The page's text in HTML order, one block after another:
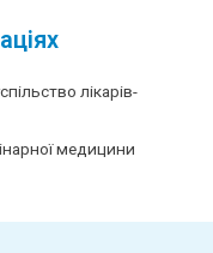
лікарів-
медицини